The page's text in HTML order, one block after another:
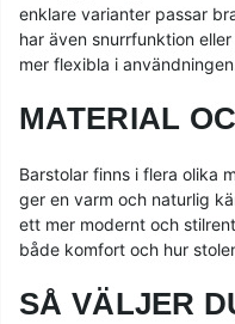
enklare varianter passar
har även snurrfunktion
mer flexibla i
MATERIAL
Barstolar finns i flera olika
ger en varm och naturlig
ett mer modernt och
både komfort och hur
SÅ VÄLJER